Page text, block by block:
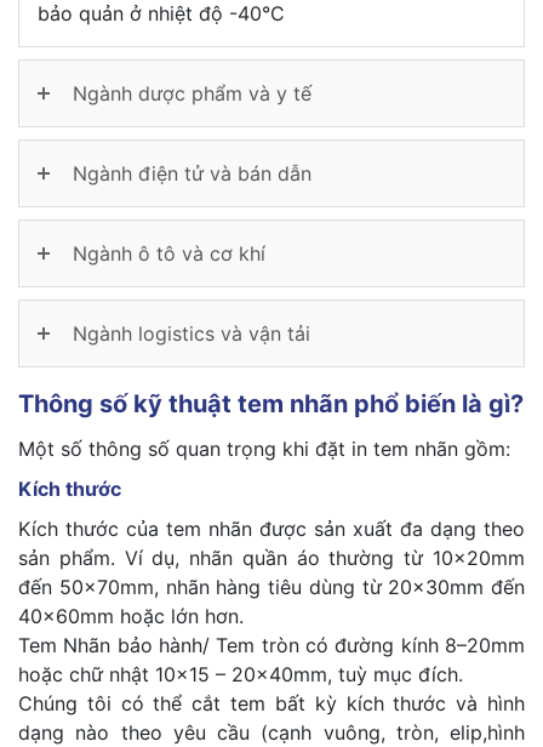
bảo quản ở nhiệt độ -40°C
Ngành dược phẩm và y tế
Ngành điện tử và bán dẫn
Ngành ô tô và cơ khí
Ngành logistics và vận tải
Thông số kỹ thuật tem nhãn phổ biến là gì?
Một số thông số quan trọng khi đặt in tem nhãn gồm:
Kích thước
Kích thước của tem nhãn được sản xuất đa dạng theo
sản phẩm. Ví dụ, nhãn quần áo thường từ 10×20mm
đến 50×70mm, nhãn hàng tiêu dùng từ 20×30mm đến
40×60mm hoặc lớn hơn.
Tem Nhãn bảo hành/ Tem tròn có đường kính 8–20mm
hoặc chữ nhật 10×15 – 20×40mm, tuỳ mục đích.
Chúng tôi có thể cắt tem bất kỳ kích thước và hình
dạng nào theo yêu cầu (cạnh vuông, tròn, elip,hình